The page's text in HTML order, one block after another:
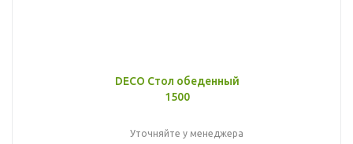
DECO Стол обеденный
1500
Уточняйте у менеджера